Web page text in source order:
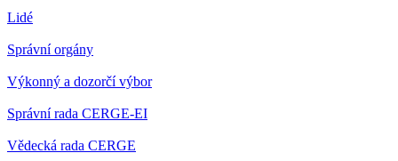
Lidé
Správní orgány
Výkonný a dozorčí výbor
Správní rada CERGE-EI
Vědecká rada CERGE